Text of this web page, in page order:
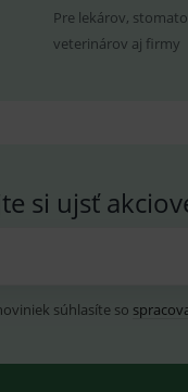
Pre lekárov,
veterinárov aj firmy
si ujsť
súhlasíte so
ssupp.visits
CookieScriptConsent
_gat_UA-
_gid
YSC
_gcl_au